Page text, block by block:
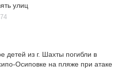
улиц
детей из г. Шахты погибли в
Осиповке на пляже при атаке